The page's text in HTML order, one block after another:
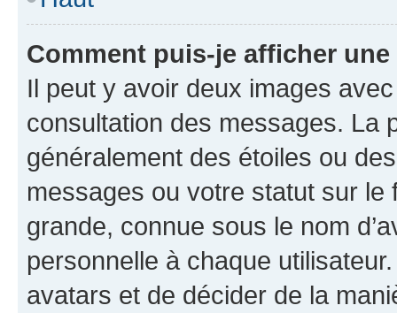
Comment puis-je afficher
Il peut y avoir deux images
consultation des messages. La
généralement des étoiles ou
messages ou votre statut sur
grande, connue sous le nom
personnelle à chaque utilisateur.
avatars et de décider de la